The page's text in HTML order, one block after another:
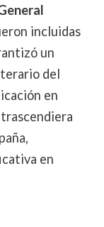
incluidas
un
del
en
en